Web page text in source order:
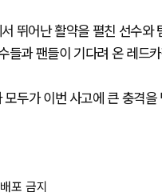
뛰어난 활약을 펼친 선수
들과 팬들이 기다려 온 레드
두가 이번 사고에 큰 충격
포 금지